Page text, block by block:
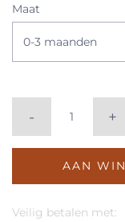
Maat
0-3 maanden
- +
AAN
Veilig betalen met: